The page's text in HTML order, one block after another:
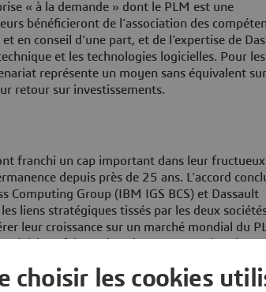
« à la demande » dont le PLM est une
bénéficieront de l’association des
en conseil d’une part, et de l’expertise de
et les technologies logicielles. Pour les
représente un moyen sans équivalent
retour sur investissements.
franchi un cap important dans leur fructueux
depuis près de 25 ans. L’accord
Computing Group (IBM IGS BCS) et Dassault
liens stratégiques tissés par les deux
leur croissance sur un marché mondial du
faisant état d’une progression des
25 milliards de dollars d’ici à 2009.
choisir les cookies